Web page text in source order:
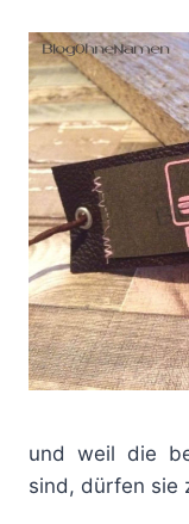
und weil die
sind, dürfen sie